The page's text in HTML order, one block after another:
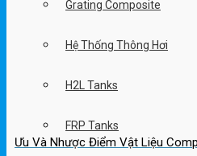
Grating Composite
Hệ Thống Thông Hơi
H2L Tanks
FRP Tanks
Ưu Và Nhược Điểm Vật Liệu